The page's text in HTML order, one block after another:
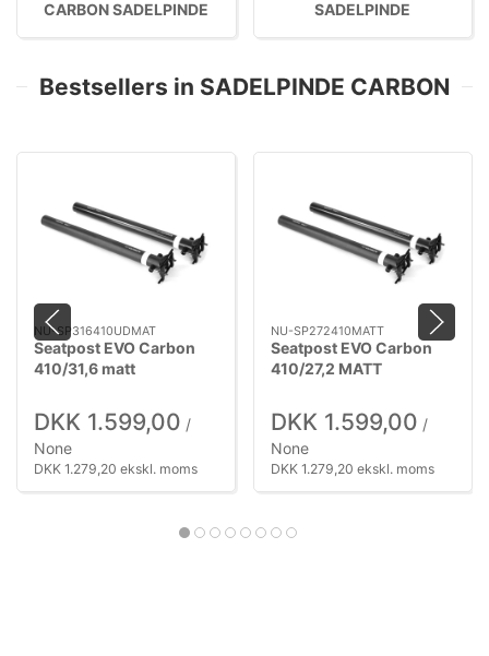
CARBON SADELPINDE
SADELPINDE
Bestsellers in SADELPINDE CARBON
NU-SP316410UDMAT
Seatpost EVO Carbon
410/31,6 matt
DKK 1.599,00 /
None
DKK 1.279,20 ekskl. moms
NU-SP272410MATT
Seatpost EVO Carbon
410/27,2 MATT
DKK 1.599,00 /
None
DKK 1.279,20 ekskl. moms